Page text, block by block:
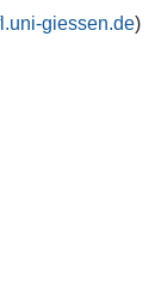
giessen.de)